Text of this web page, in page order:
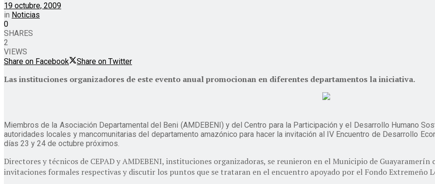
19 octubre, 2009
in Noticias
0
SHARES
2
VIEWS
Share on Facebook
Share on Twitter
Las instituciones organizadores de este evento anual promocionan en diferentes departamentos la iniciativa.
Miembros de la Asociación Departamental del Beni (AMDEBENI) y del Centro para la Participación y el Desarrollo Humano
autoridades locales y mancomunitarias del departamento amazónico para hacer la invitación al IV Encuentro de Desarrollo
días 23 y 24 de octubre próximos.
Directores y técnicos de CEPAD y AMDEBENI, instituciones organizadoras, se reunieron en el Municipio de
invitaciones formales respectivas y discutir los puntos que se trataran en el encuentro apoyado por el Fondo Extremeño